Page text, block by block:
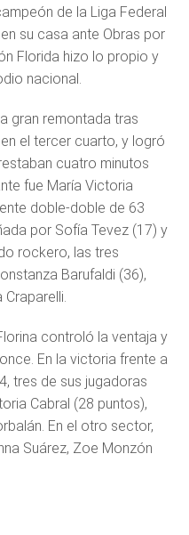
de la Liga Federal
su casa ante Obras por
Florida hizo lo propio y
nacional.
gran remontada tras
el tercer cuarto, y logró
cuatro minutos
fue María Victoria
doble-doble de 63
por Sofía Tevez (17) y
rockero, las tres
Barufaldi (36),
Craparelli.
controló la ventaja y
En la victoria frente a
tres de sus jugadoras
Cabral (28 puntos),
En el otro sector,
Suárez, Zoe Monzón